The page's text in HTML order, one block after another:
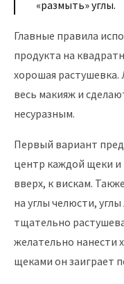
«размыть» углы.
Главные правила
продукта на
хорошая
весь макияж и
несуразным.
Первый вариант
центр каждой щеки и
вверх, к вискам.
на углы челюсти,
тщательно
желательно нанести
щеками он заиграет